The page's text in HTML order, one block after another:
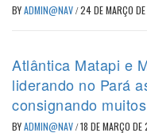
BYADMIN@NAV/24 DE MARÇO
Atlântica Matapi e
liderando no Pará
consignando
BYADMIN@NAV/18 DE MARÇO